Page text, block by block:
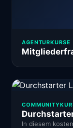
AGENTURKURSE
In diesem